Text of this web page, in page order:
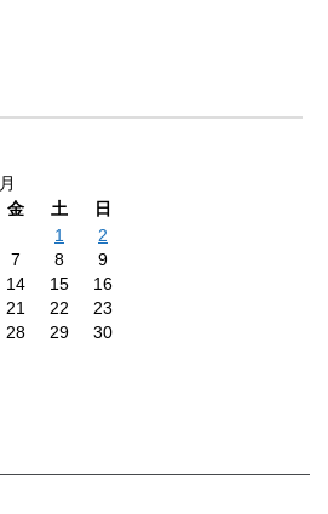
金 土
日
1
2
7 8
9
14 15
16
21 22
23
28 29
30